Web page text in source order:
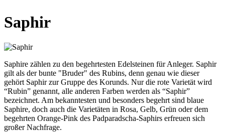
Saphir
Saphire zählen zu den begehrtesten Edelsteinen für Anleger. Saphir
gilt als der bunte "Bruder" des Rubins, denn genau wie dieser
gehört Saphir zur Gruppe des Korunds. Nur die rote Varietät wird
“Rubin” genannt, alle anderen Farben werden als “Saphir”
bezeichnet. Am bekanntesten und besonders begehrt sind blaue
Saphire, doch auch die Varietäten in Rosa, Gelb, Grün oder dem
begehrten Orange-Pink des Padparadscha-Saphirs erfreuen sich
großer Nachfrage.